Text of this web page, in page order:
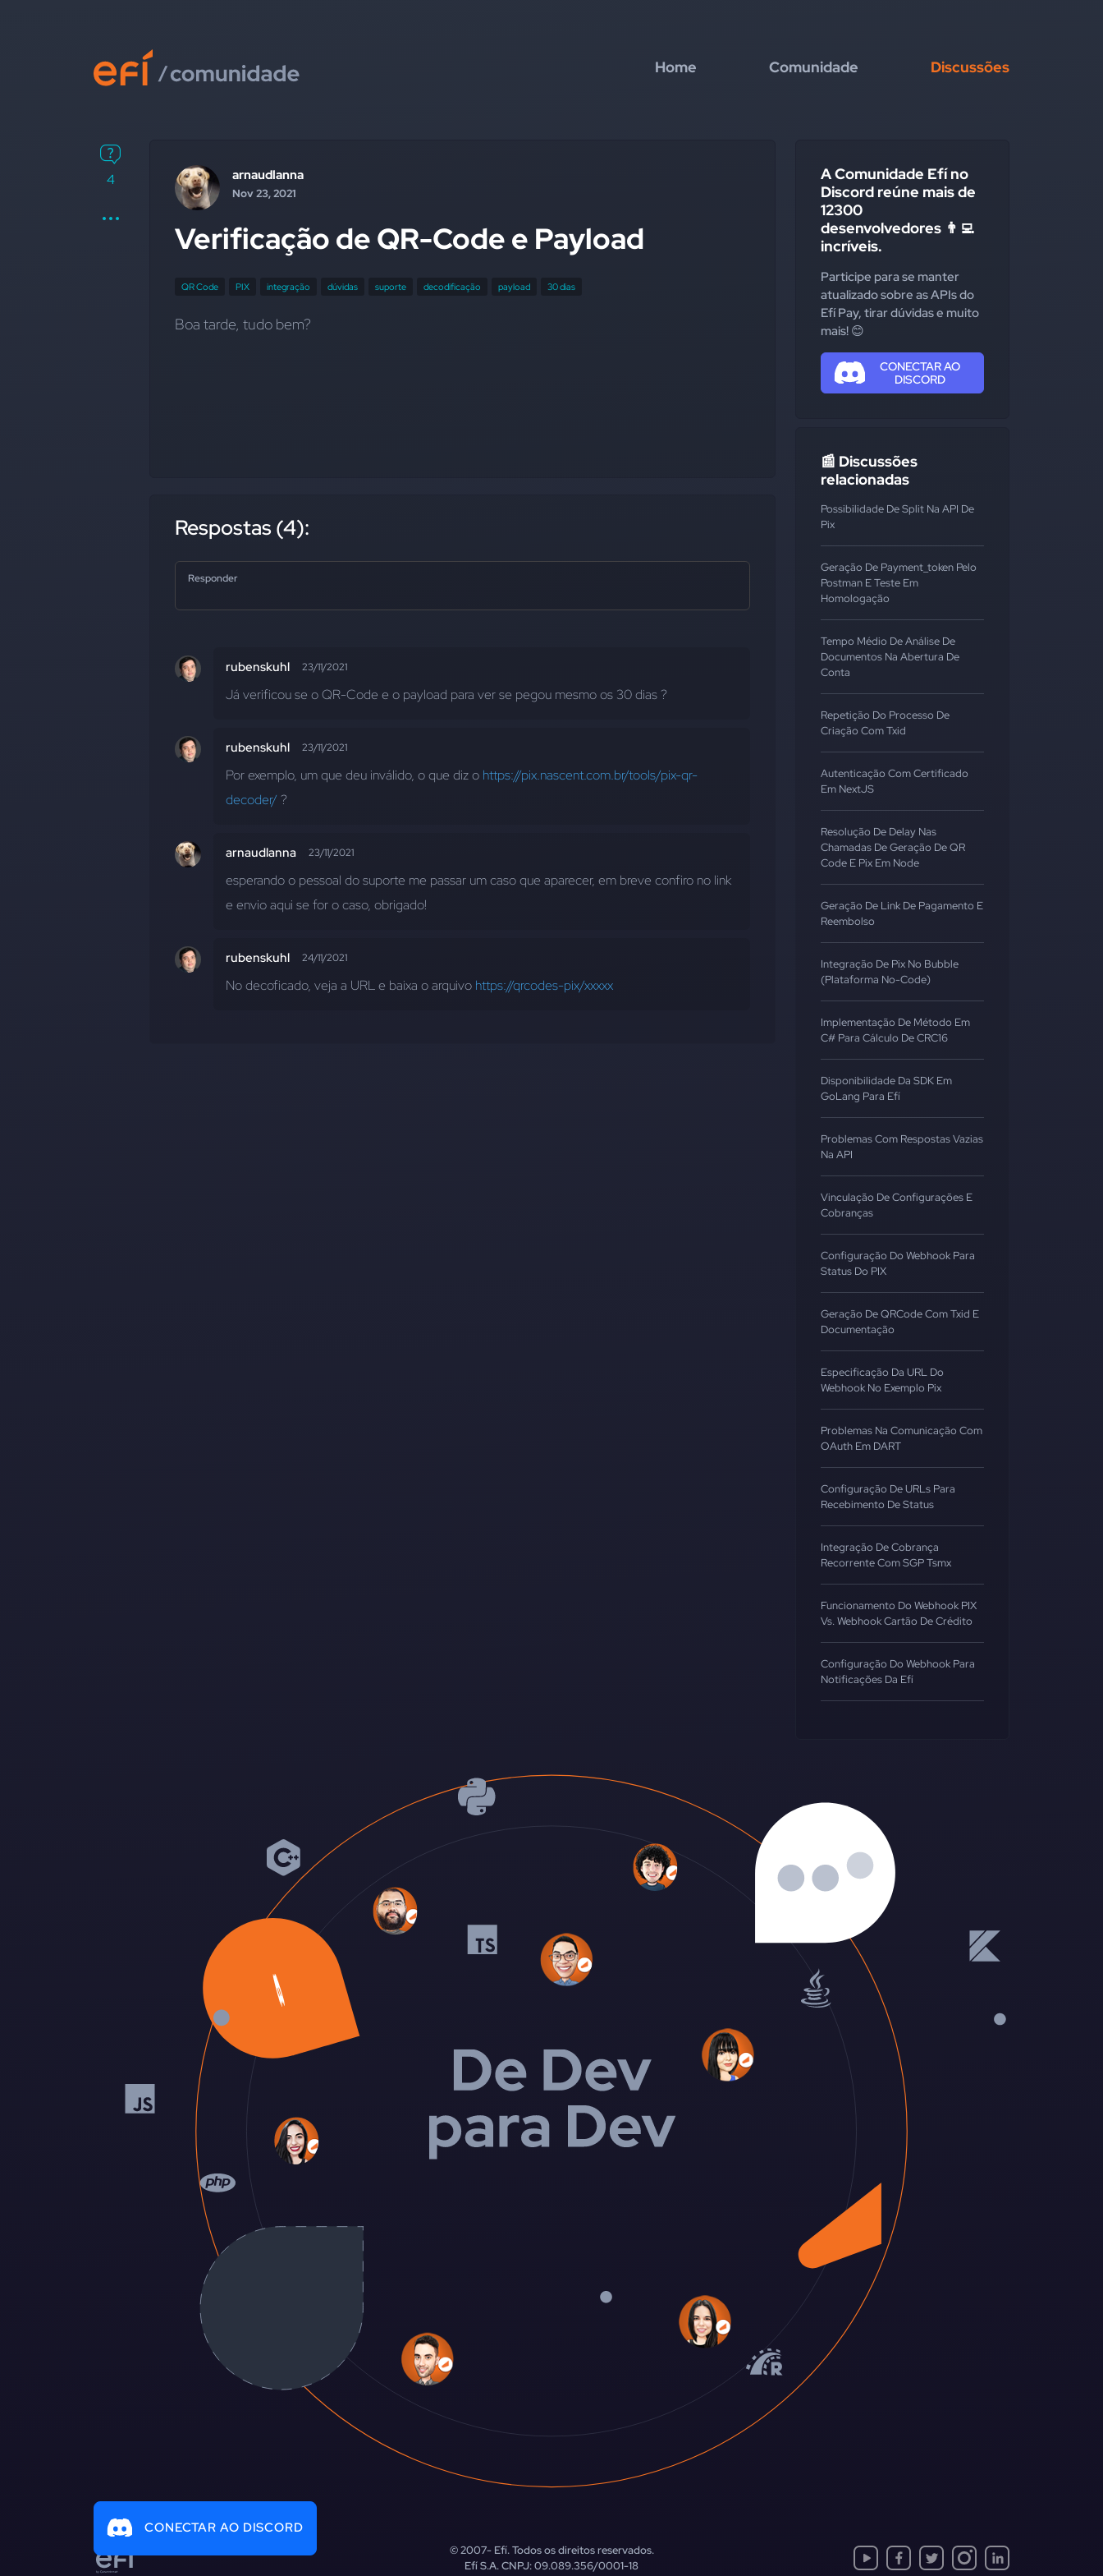
Home Comunidade Discussões
4 arnaudlanna
Nov 23, 2021
Verificação de QR-Code e Payload
QR Code PIX integração dúvidas suporte decodificação payload 30 dias
Boa tarde, tudo bem?
Respostas (4):
Responder
rubenskuhl 23/11/2021
Já verificou se o QR-Code e o payload para ver se pegou mesmo os 30 dias ?
rubenskuhl 23/11/2021
Por exemplo, um que deu inválido, o que diz o https://pix.nascent.com.br/tools/pix-qr-
decoder/ ?
arnaudlanna 23/11/2021
esperando o pessoal do suporte me passar um caso que aparecer, em breve confiro no link
e envio aqui se for o caso, obrigado!
rubenskuhl 24/11/2021
No decoficado, veja a URL e baixa o arquivo https://qrcodes-pix/xxxxx
A Comunidade Efí no
Discord reúne mais de
12300
desenvolvedores 👨‍💻
incríveis.
Participe para se manter
atualizado sobre as APIs do
Efí Pay, tirar dúvidas e muito
mais! 😊
CONECTAR AO
DISCORD
📰 Discussões
relacionadas
Possibilidade De Split Na API De
Pix
Geração De Payment_token Pelo
Postman E Teste Em
Homologação
Tempo Médio De Análise De
Documentos Na Abertura De
Conta
Repetição Do Processo De
Criação Com Txid
Autenticação Com Certificado
Em NextJS
Resolução De Delay Nas
Chamadas De Geração De QR
Code E Pix Em Node
Geração De Link De Pagamento E
Reembolso
Integração De Pix No Bubble
(Plataforma No-Code)
Implementação De Método Em
C# Para Cálculo De CRC16
Disponibilidade Da SDK Em
GoLang Para Efí
Problemas Com Respostas Vazias
Na API
Vinculação De Configurações E
Cobranças
Configuração Do Webhook Para
Status Do PIX
Geração De QRCode Com Txid E
Documentação
Especificação Da URL Do
Webhook No Exemplo Pix
Problemas Na Comunicação Com
OAuth Em DART
Configuração De URLs Para
Recebimento De Status
Integração De Cobrança
Recorrente Com SGP Tsmx
Funcionamento Do Webhook PIX
Vs. Webhook Cartão De Crédito
Configuração Do Webhook Para
Notificações Da Efí
CONECTAR AO DISCORD
© 2007-Efí. Todos os direitos reservados.
Efí S.A. CNPJ: 09.089.356/0001-18